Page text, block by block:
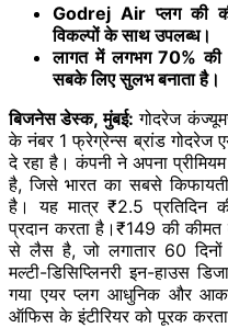
Godrej Air प्लग की
विकल्पों के साथ उपलब्ध।
लागत में लगभग 70% की
सबके लिए सुलभ बनाता है।
बिजनेस डेस्क, मुंबई: गोदरेज
के नंबर 1 फ्रेग्रेन्स ब्रांड गोदरेज
दे रहा है। कंपनी ने अपना
है, जिसे भारत का सबसे
है। यह मात्र ₹2.5 प्रतिदिन
प्रदान करता है।₹149 की कीमत
से लैस है, जो लगातार 60
मल्टी-डिसिप्लिनरी इन-हाउस
गया एयर प्लग आधुनिक और
ऑफिस के इंटीरियर को पूरक